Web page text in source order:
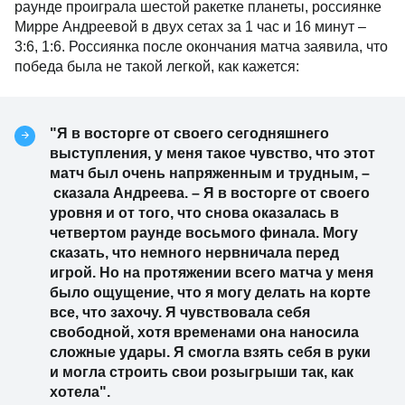
раунде проиграла шестой ракетке планеты, россиянке
Мирре Андреевой в двух сетах за 1 час и 16 минут –
3:6, 1:6. Россиянка после окончания матча заявила, что
победа была не такой легкой, как кажется:
"Я в восторге от своего сегодняшнего
выступления, у меня такое чувство, что этот
матч был очень напряженным и трудным, –
сказала Андреева. – Я в восторге от своего
уровня и от того, что снова оказалась в
четвертом раунде восьмого финала. Могу
сказать, что немного нервничала перед
игрой. Но на протяжении всего матча у меня
было ощущение, что я могу делать на корте
все, что захочу. Я чувствовала себя
свободной, хотя временами она наносила
сложные удары. Я смогла взять себя в руки
и могла строить свои розыгрыши так, как
хотела".